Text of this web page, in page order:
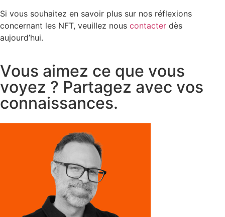
Si vous souhaitez en savoir plus sur nos réflexions
concernant les NFT, veuillez nous contacter dès
aujourd’hui.
Vous aimez ce que vous
voyez ? Partagez avec vos
connaissances.